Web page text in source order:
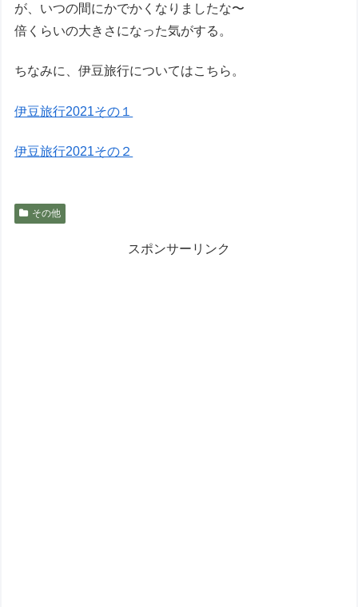
が、いつの間にかでかくなりましたな〜
倍くらいの大きさになった気がする。
ちなみに、伊豆旅行についてはこちら。
伊豆旅行2021その１
伊豆旅行2021その２
その他
スポンサーリンク